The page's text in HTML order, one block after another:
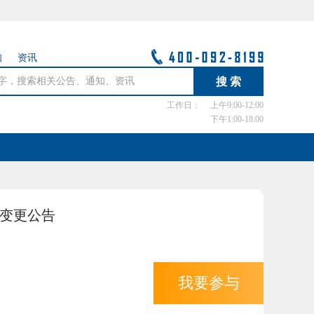
资讯
工作日：
上午9:00-12:00
下午1:00-18:00
更公告
我要参与